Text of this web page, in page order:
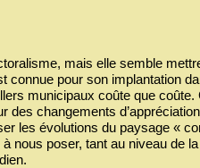
mais elle semble
connue pour son implantation
municipaux coûte que coûte.
des changements
les évolutions du paysage «
nous poser, tant au niveau de